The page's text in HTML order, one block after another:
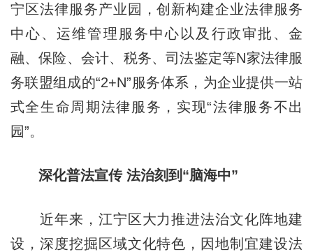
宁区法律服务产业园，创新构建企业法律服务
中心、运维管理服务中心以及行政审批、金
融、保险、会计、税务、司法鉴定等N家法律服
务联盟组成的“2+N”服务体系，为企业提供一站
式全生命周期法律服务，实现“法律服务不出
园”。
深化普法宣传 法治刻到“脑海中”
近年来，江宁区大力推进法治文化阵地建
设，深度挖掘区域文化特色，因地制宜建设法